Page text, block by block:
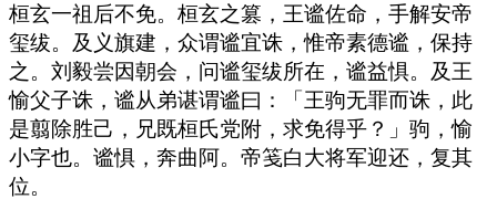
桓玄一祖后不免。桓玄之篡，王谧佐命，手解安帝
玺绂。及义旗建，众谓谧宜诛，惟帝素德谧，保持
之。刘毅尝因朝会，问谧玺绂所在，谧益惧。及王
愉父子诛，谧从弟谌谓谧曰：「王驹无罪而诛，此
是翦除胜己，兄既桓氏党附，求免得乎？」驹，愉
小字也。谧惧，奔曲阿。帝笺白大将军迎还，复其
位。